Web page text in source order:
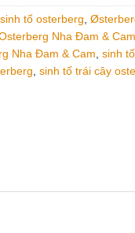
tố osterberg,
Nha Đam & Cam
Nha Đam & Cam, sinh
, sinh tố trái cây